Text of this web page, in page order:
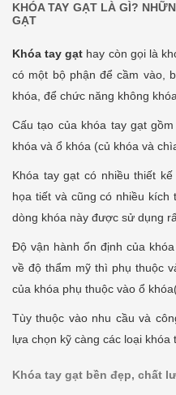
KHÓA TAY GẠT LÀ GÌ?
GẠT
Khóa tay gạt hay còn gọi là
có một bộ phận để cầm vào,
khóa, để chức năng không
Cấu tạo của khóa tay gạt
khóa và ổ khóa (củ khóa và
Khóa tay gạt có nhiều thiết
họa tiết và cũng có nhiều kích
dòng khóa này được sử dụng
Độ vận hành ổn định của
về độ thẩm mỹ thì phụ thuộc
của khóa phụ thuộc vào ổ
Tùy thuộc vào nhu cầu và
lựa chọn kỹ càng các loại khóa
Khóa tay gạt bền đẹp, chất